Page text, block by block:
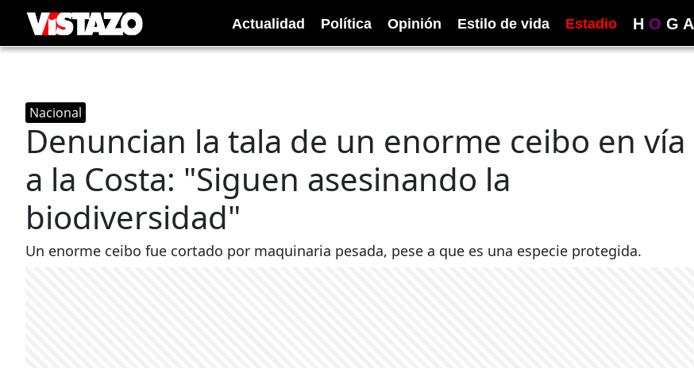
Actualidad Política Opinión Estilo de vida Estadio H O G A
Nacional
Denuncian la tala de un enorme ceibo en vía
a la Costa: "Siguen asesinando la
biodiversidad"
Un enorme ceibo fue cortado por maquinaria pesada, pese a que es una especie protegida.